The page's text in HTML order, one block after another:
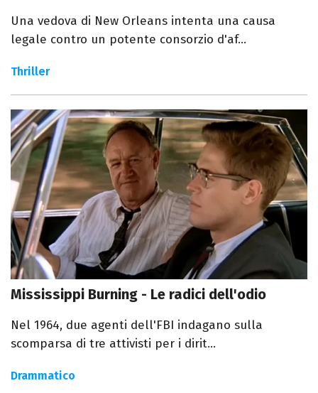
Una vedova di New Orleans intenta una causa
legale contro un potente consorzio d'af...
Thriller
Mississippi Burning - Le radici dell'odio
Nel 1964, due agenti dell'FBI indagano sulla
scomparsa di tre attivisti per i dirit...
Drammatico